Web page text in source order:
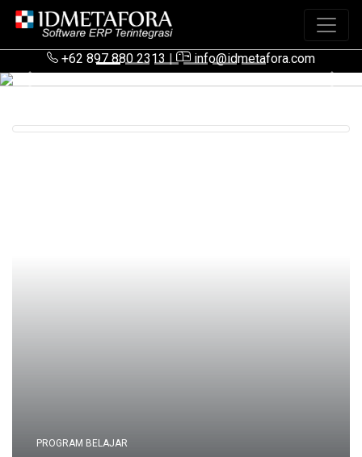
+62 897 880 2313|
info@idmetafora.com
Previous
Next
PROGRAM BELAJAR